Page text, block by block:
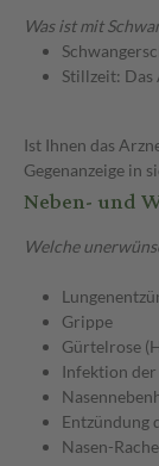
Was ist mit
Stillzeit:
Ist Ihnen das
Gegenanzeige in
Neben- und
Welche
Grippe
Gürtelrose
Infektion
Entzündung
Nasen-